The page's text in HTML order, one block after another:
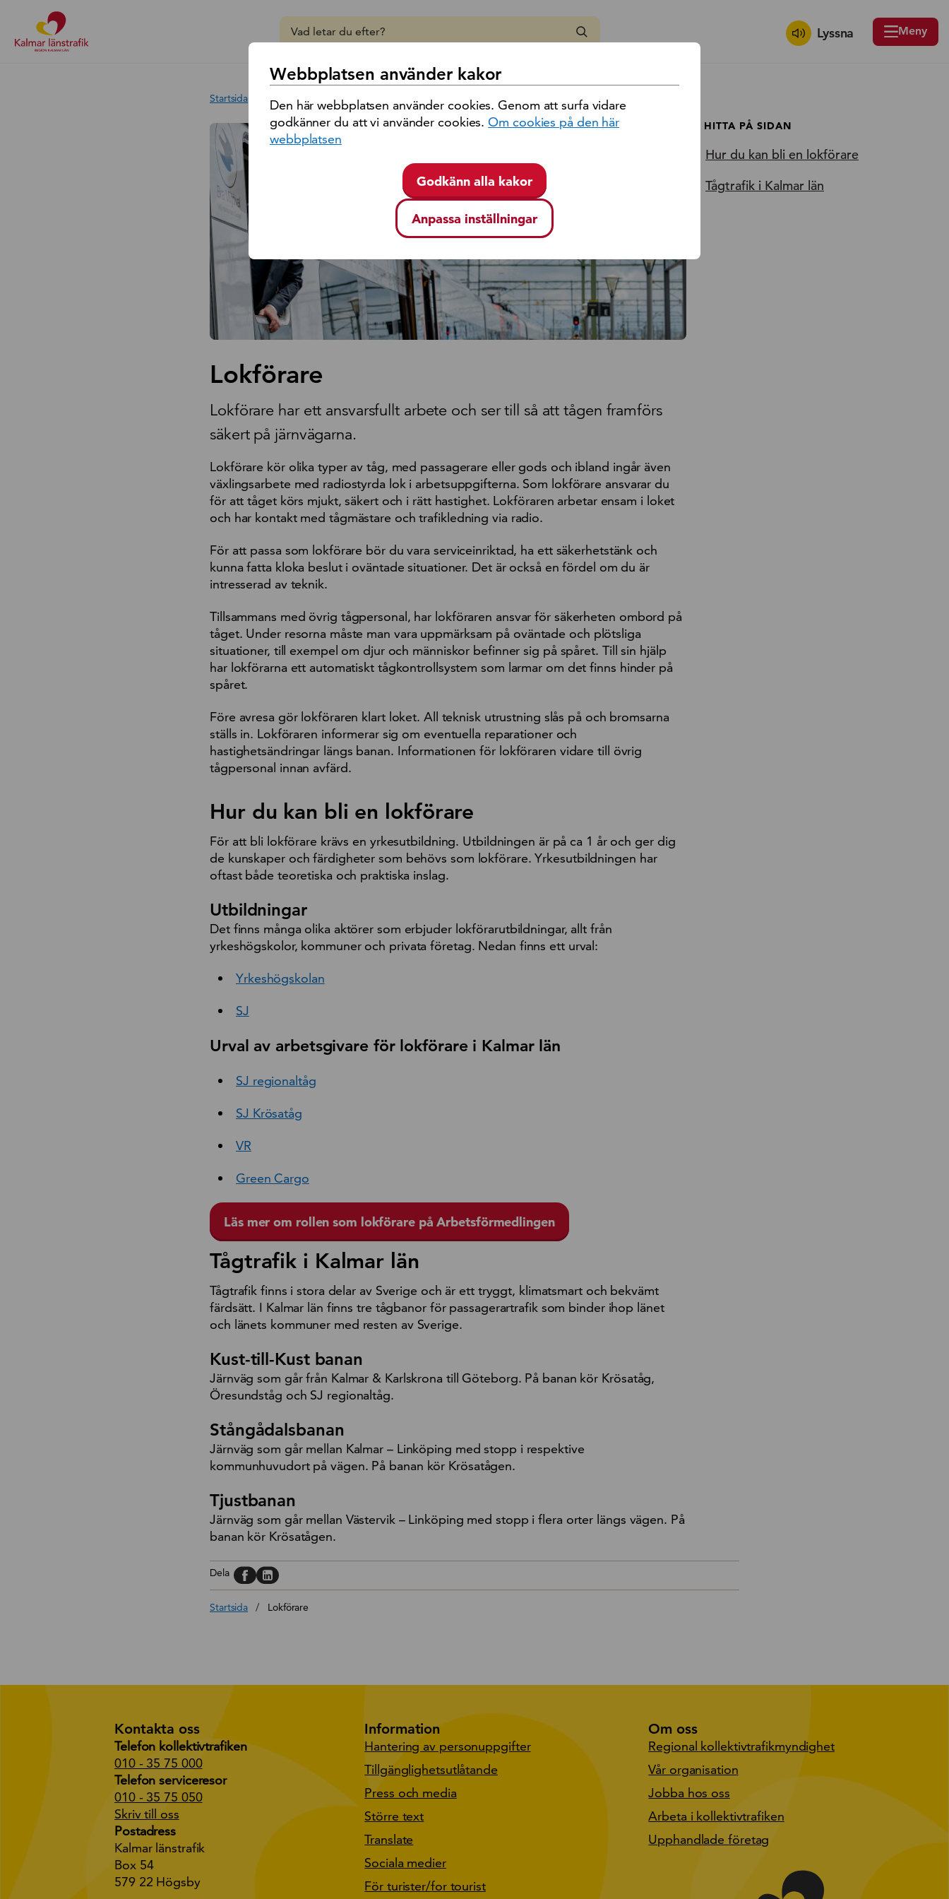
Sök på region Kalmar län
Lyssna Meny
HITTA PÅ SIDAN
Hur du kan bli en lokförare
Tågtrafik i Kalmar län
Startsida Lokförare
Lokförare
Lokförare har ett ansvarsfullt arbete och ser till så att tågen framförs
säkert på järnvägarna.
Lokförare kör olika typer av tåg, med passagerare eller gods och ibland ingår även
växlingsarbete med radiostyrda lok i arbetsuppgifterna. Som lokförare ansvarar du
för att tåget körs mjukt, säkert och i rätt hastighet. Lokföraren arbetar ensam i loket
och har kontakt med tågmästare och trafikledning via radio.
För att passa som lokförare bör du vara serviceinriktad, ha ett säkerhetstänk och
kunna fatta kloka beslut i oväntade situationer. Det är också en fördel om du är
intresserad av teknik.
Tillsammans med övrig tågpersonal, har lokföraren ansvar för säkerheten ombord på
tåget. Under resorna måste man vara uppmärksam på oväntade och plötsliga
situationer, till exempel om djur och människor befinner sig på spåret. Till sin hjälp
har lokförarna ett automatiskt tågkontrollsystem som larmar om det finns hinder på
spåret.
Före avresa gör lokföraren klart loket. All teknisk utrustning slås på och bromsarna
ställs in. Lokföraren informerar sig om eventuella reparationer och
hastighetsändringar längs banan. Informationen för lokföraren vidare till övrig
tågpersonal innan avfärd.
Hur du kan bli en lokförare
För att bli lokförare krävs en yrkesutbildning. Utbildningen är på ca 1 år och ger dig
de kunskaper och färdigheter som behövs som lokförare. Yrkesutbildningen har
oftast både teoretiska och praktiska inslag.
Utbildningar
Det finns många olika aktörer som erbjuder lokförarutbildningar, allt från
yrkeshögskolor, kommuner och privata företag. Nedan finns ett urval:
Yrkeshögskolan
SJ
Urval av arbetsgivare för lokförare i Kalmar län
SJ regionaltåg
SJ Krösatåg
VR
Green Cargo
Läs mer om rollen som lokförare på Arbetsförmedlingen
Tågtrafik i Kalmar län
Tågtrafik finns i stora delar av Sverige och är ett tryggt, klimatsmart och bekvämt
färdsätt. I Kalmar län finns tre tågbanor för passagerartrafik som binder ihop länet
och länets kommuner med resten av Sverige.
Kust-till-Kust banan
Järnväg som går från Kalmar & Karlskrona till Göteborg. På banan kör Krösatåg,
Öresundståg och SJ regionaltåg.
Stångådalsbanan
Järnväg som går mellan Kalmar – Linköping med stopp i respektive
kommunhuvudort på vägen. På banan kör Krösatågen.
Tjustbanan
Järnväg som går mellan Västervik – Linköping med stopp i flera orter längs vägen. På
banan kör Krösatågen.
Dela Dela på, Facebook
Dela på, Linkedin
Startsida / Lokförare
Kontakta oss
Telefon kollektivtrafiken
010 - 35 75 000
Telefon serviceresor
010 - 35 75 050
Skriv till oss
Postadress
Kalmar länstrafik
Box 54
579 22 Högsby
Information
Hantering av personuppgifter
Tillgänglighetsutlåtande
Press och media
Större text
Translate
Sociala medier
För turister/for tourist
Om oss
Regional kollektivtrafikmyndighet
Vår organisation
Jobba hos oss
Arbeta i kollektivtrafiken
Upphandlade företag
Webbplatsen använder kakor
Den här webbplatsen använder cookies. Genom att surfa vidare
godkänner du att vi använder cookies.Om cookies på den här
webbplatsen
Godkänn alla kakor
Anpassa inställningar